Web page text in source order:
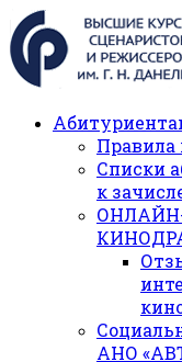
Правила
Списки
к
АНО